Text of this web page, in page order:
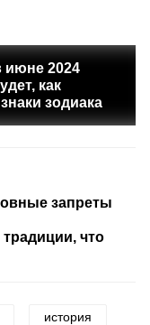
июне 2024
как
зодиака
запреты
традиции, что
история